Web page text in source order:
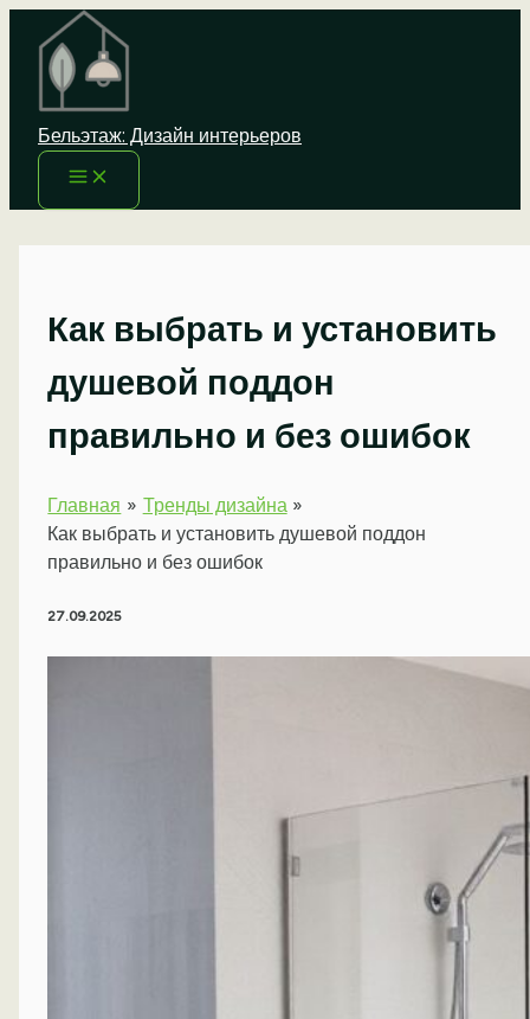
Перейти
содержимому
Бельэтаж: Дизайн интерьеров
Как выбрать и установить
душевой поддон
правильно и без ошибок
Главная
Тренды дизайна
Как выбрать и установить душевой поддон
правильно и без ошибок
27.09.2025